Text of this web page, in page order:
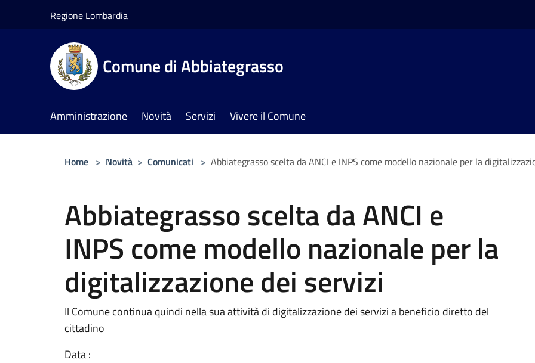
Regione Lombardia
Comune di Abbiategrasso
Amministrazione Novità Servizi Vivere il Comune
Home > Novità > Comunicati > Abbiategrasso scelta da ANCI e INPS come modello nazionale per la
Abbiategrasso scelta da ANCI e
INPS come modello nazionale per la
digitalizzazione dei servizi
Il Comune continua quindi nella sua attività di digitalizzazione dei servizi a beneficio diretto del
cittadino
Data :